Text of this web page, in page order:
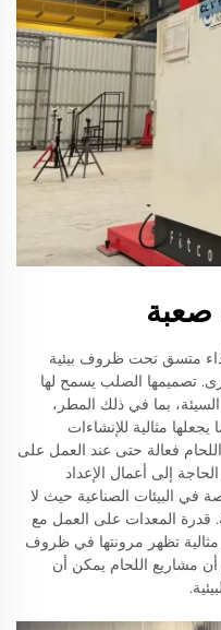
متسق تحت ظروف بيئية
تصميمها الصلب يسمح لها
بما في ذلك المطر،
مثالية للإنشاءات
فعالة حتى عند العمل على
إلى أعمال الإعداد
في البيئات الصناعية حيث لا
قدرة المعدات على العمل مع
تظهر مرونتها في ظروف
أن مشاريع اللحام يمكن أن